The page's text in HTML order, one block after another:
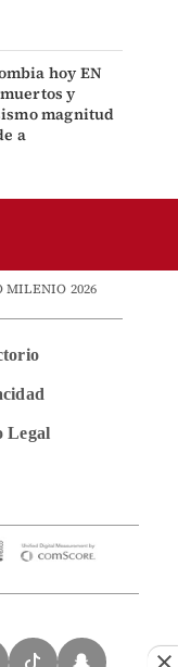
hoy EN
y
magnitud
a
MILENIO 2026
Legal